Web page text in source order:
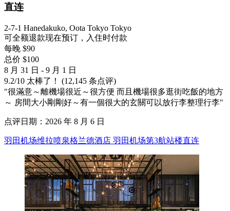
直连
2-7-1 Hanedakuko, Oota Tokyo Tokyo
可全额退款现在预订，入住时付款
每晚 $90
总价 $100
8 月 31 日 - 9 月 1 日
9.2/10 太棒了！ (12,145 条点评)
"很滿意～離機場很近～很方便 而且機場很多逛街吃飯的地方
～ 房間大小剛剛好～有一個很大的玄關可以放行李整理行李"
点评日期：2026 年 8 月 6 日
羽田机场维拉喷泉格兰德酒店 羽田机场第3航站楼直连